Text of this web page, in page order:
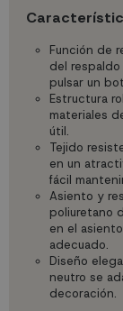
Función de
del
pulsar un
Estructura
materiales
útil.
Tejido
en un
fácil
Asiento y
poliuretano
en el
adecuado.
Diseño
neutro se
decoración.